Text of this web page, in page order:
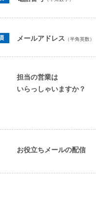
メールアドレス （半角英数）
担当の営業は
いらっしゃいますか？
お役立ちメールの配信